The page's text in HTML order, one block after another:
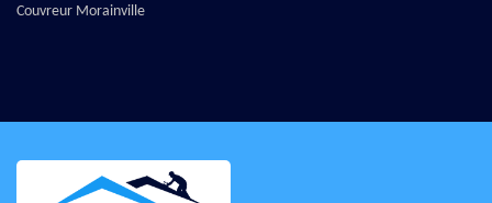
Couvreur Morainville